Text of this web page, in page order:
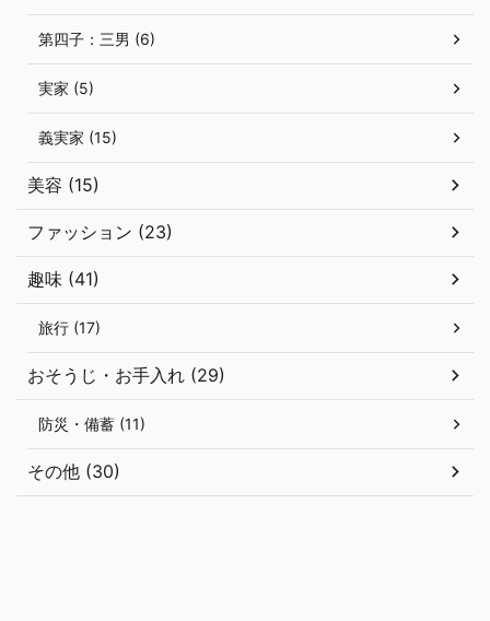
第四子：三男 (6)
実家 (5)
義実家 (15)
美容 (15)
ファッション (23)
趣味 (41)
旅行 (17)
おそうじ・お手入れ (29)
防災・備蓄 (11)
その他 (30)